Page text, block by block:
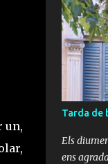
un,
Tarda de
Els
ens